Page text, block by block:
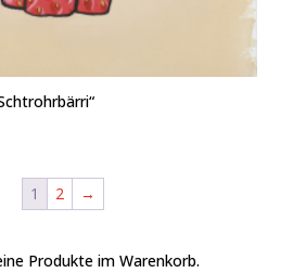
1 2 →
Produkte im Warenkorb.